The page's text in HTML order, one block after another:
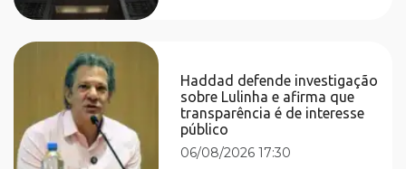
Haddad defende investigação
sobre Lulinha e afirma que
transparência é de interesse
público
06/08/2026 17:30